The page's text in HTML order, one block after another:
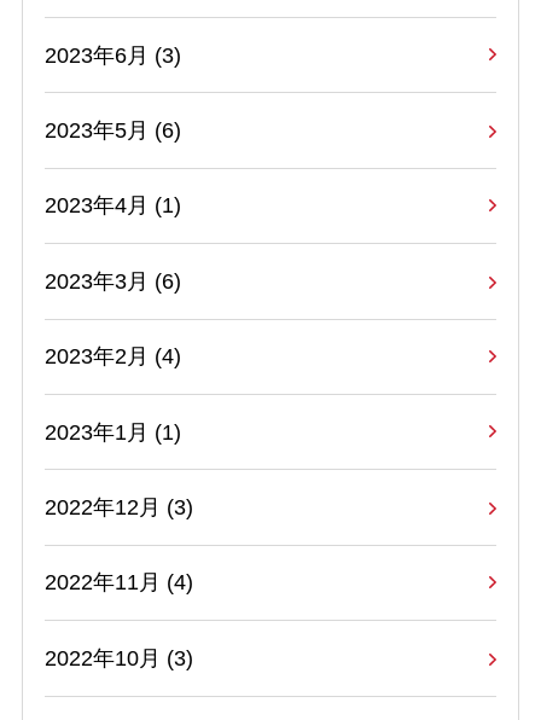
2023年6月 (3)
2023年5月 (6)
2023年4月 (1)
2023年3月 (6)
2023年2月 (4)
2023年1月 (1)
2022年12月 (3)
2022年11月 (4)
2022年10月 (3)